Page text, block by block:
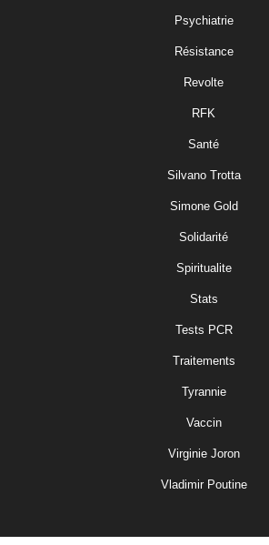
Psychiatrie
Résistance
Revolte
RFK
Santé
Silvano Trotta
Simone Gold
Solidarité
Spiritualite
Stats
Tests PCR
Traitements
Tyrannie
Vaccin
Virginie Joron
Vladimir Poutine